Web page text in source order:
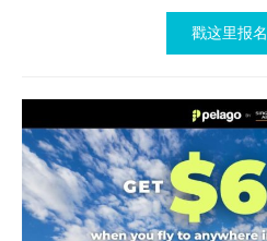
戳这里报名